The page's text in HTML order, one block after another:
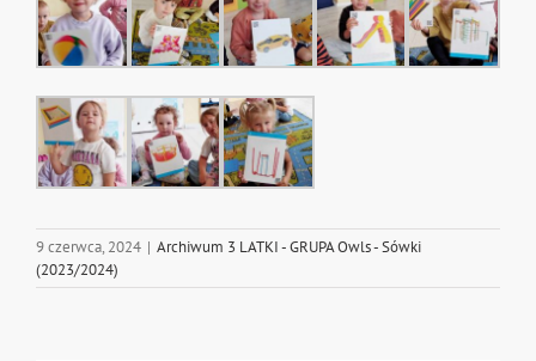
9 czerwca, 2024 | Archiwum 3 LATKI - GRUPA Owls - Sówki
(2023/2024)